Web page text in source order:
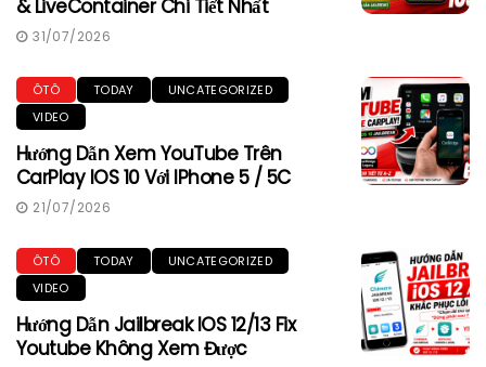
& LiveContainer Chi Tiết Nhất
31/07/2026
ÔTÔ TODAY
UNCATEGORIZED
VIDEO
Hướng Dẫn Xem YouTube Trên
CarPlay IOS 10 Với IPhone 5 / 5C
21/07/2026
ÔTÔ TODAY
UNCATEGORIZED
VIDEO
Hướng Dẫn Jailbreak IOS 12/13 Fix
Youtube Không Xem Được